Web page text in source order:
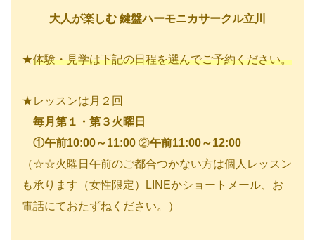
大人が楽しむ 鍵盤ハーモニカサークル立川
★体験・見学は下記の日程を選んでご予約ください。
★レッスンは月２回
毎月第１・第３火曜日
①午前10:00～11:00 ②午前11:00～12:00
（☆☆火曜日午前のご都合つかない方は個人レッスン
も承ります（女性限定）LINEかショートメール、お
電話にておたずねください。）